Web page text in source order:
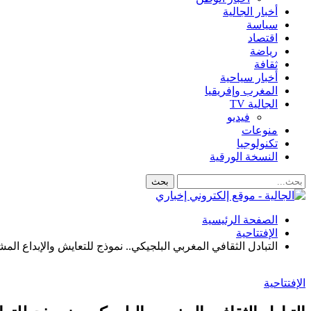
أخبار الجالية
سياسة
اقتصاد
رياضة
ثقافة
أخبار سياحية
المغرب وإفريقيا
الجالية TV
فيديو
منوعات
تكنولوجيا
النسخة الورقية
الصفحة الرئيسية
الإفتتاحية
التبادل الثقافي المغربي البلجيكي.. نموذج للتعايش والإبداع
الإفتتاحية